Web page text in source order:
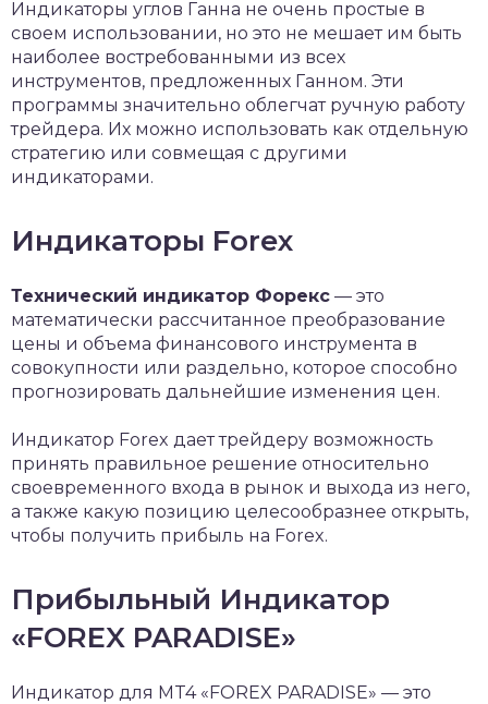
Индикаторы углов Ганна не очень простые в
своем использовании, но это не мешает им быть
наиболее востребованными из всех
инструментов, предложенных Ганном. Эти
программы значительно облегчат ручную работу
трейдера. Их можно использовать как отдельную
стратегию или совмещая с другими
индикаторами.
Индикаторы Forex
Технический индикатор Форекс — это
математически рассчитанное преобразование
цены и объема финансового инструмента в
совокупности или раздельно, которое способно
прогнозировать дальнейшие изменения цен.
Индикатор Forex дает трейдеру возможность
принять правильное решение относительно
своевременного входа в рынок и выхода из него,
а также какую позицию целесообразнее открыть,
чтобы получить прибыль на Forex.
Прибыльный Индикатор
«FOREX PARADISE»
Индикатор для MT4 «FOREX PARADISE» — это